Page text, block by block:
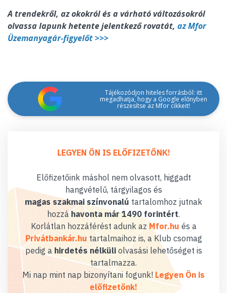
A trendekről, az okokról és a várható változásokról
olvassa lapunk hetente jelentkező rovatát, az Mfor
Üzemanyagár-figyelőt >>>
Tájékozódjon hiteles forrásból: itt
megadhatja, hogy a Google előnyben
részesítse az Mfor cikkeit!
LEGYEN ÖN IS ELŐFIZETŐNK!
Előfizetőink máshol nem olvasott, higgadt
hangvételű, tárgyilagos és
magas szakmai színvonalú tartalomhoz jutnak
hozzáhavonta már 1490 forintért.
Korlátlan hozzáférést adunk az Mfor.hu és a
Privátbankár.hu tartalmaihoz is, a Klub csomag
pedig a hirdetés nélküliolvasási lehetőséget is
tartalmazza.
Mi nap mint nap bizonyítani fogunk! Legyen Ön is
előfizetőnk!